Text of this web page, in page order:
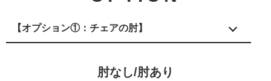
【オプション①：チェアの肘】
肘なし/肘あり